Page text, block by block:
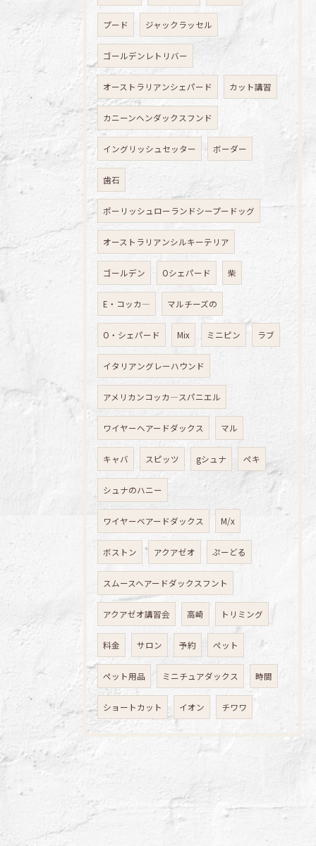
プード ジャックラッセル
ゴールデンレトリバー
オーストラリアンシェパード カット講習
カニーンヘンダックスフンド
イングリッシュセッター ボーダー
歯石
ポーリッシュローランドシープードッグ
オーストラリアンシルキーテリア
ゴールデン Oシェパード 柴
E・コッカ― マルチーズの
O・シェパード Mix ミニピン ラブ
イタリアングレーハウンド
アメリカンコッカ―スパニエル
ワイヤーへアードダックス マル
キャバ スピッツ gシュナ ペキ
シュナのハニー
ワイヤーベアードダックス M/x
ボストン アクアゼオ ぷーどる
スムースヘアードダックスフント
アクアゼオ講習会 高崎 トリミング
料金 サロン 予約 ペット
ペット用品 ミニチュアダックス 時間
ショートカット イオン チワワ